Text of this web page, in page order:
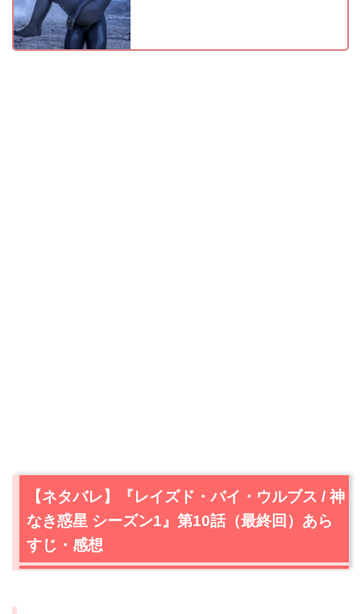
【ネタバレ】『レイズド・バイ・ウルブス / 神
なき惑星 シーズン1』第10話（最終回）あら
すじ・感想